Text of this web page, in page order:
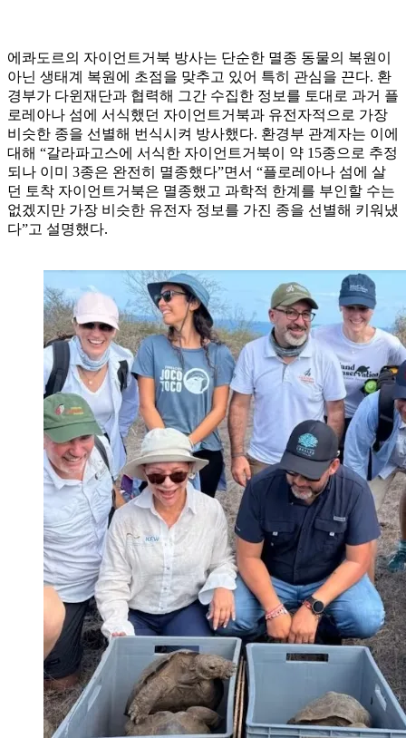
에콰도르의 자이언트거북 방사는 단순한 멸종 동물의 복원이
아닌 생태계 복원에 초점을 맞추고 있어 특히 관심을 끈다. 환
경부가 다윈재단과 협력해 그간 수집한 정보를 토대로 과거 플
로레아나 섬에 서식했던 자이언트거북과 유전자적으로 가장
비슷한 종을 선별해 번식시켜 방사했다. 환경부 관계자는 이에
대해 “갈라파고스에 서식한 자이언트거북이 약 15종으로 추정
되나 이미 3종은 완전히 멸종했다”면서 “플로레아나 섬에 살
던 토착 자이언트거북은 멸종했고 과학적 한계를 부인할 수는
없겠지만 가장 비슷한 유전자 정보를 가진 종을 선별해 키워냈
다”고 설명했다.